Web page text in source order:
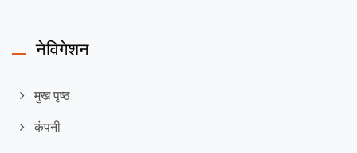
नेविगेशन
मुख पृष्ठ
कंपनी